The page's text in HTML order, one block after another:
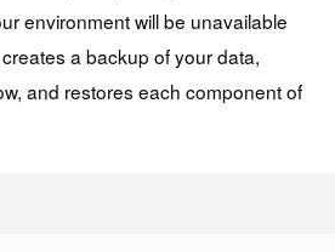
environment will be unavailable
a backup of your data,
and restores each component of